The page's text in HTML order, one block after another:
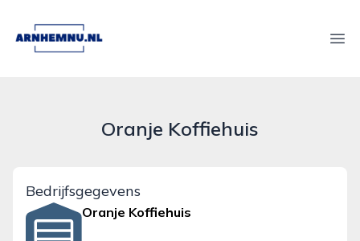
arnhemnu.nl
Oranje Koffiehuis
Bedrijfsgegevens
Oranje Koffiehuis